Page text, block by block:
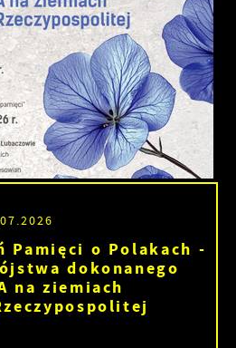
Pamięci o Polakach -
dokonanego
na ziemiach